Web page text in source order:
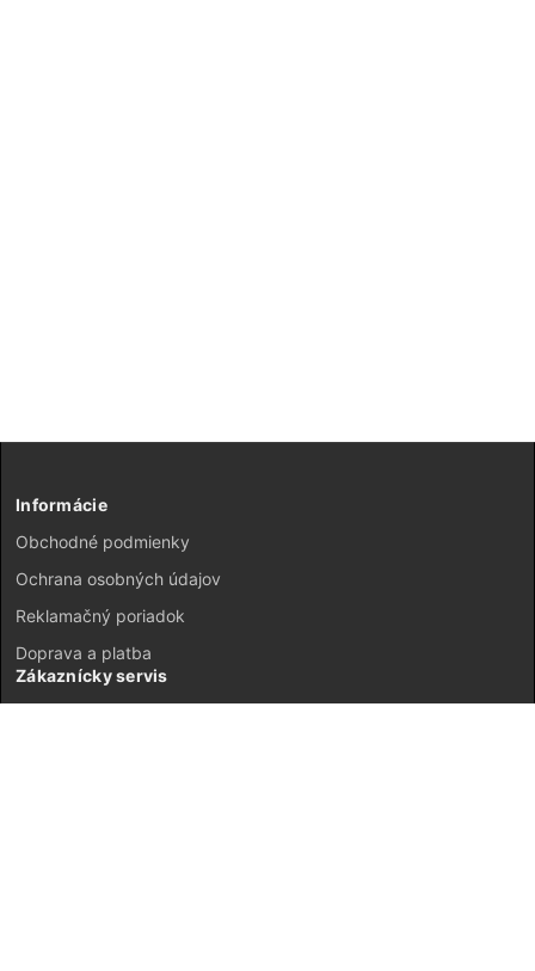
Informácie
Obchodné podmienky
Ochrana osobných údajov
Reklamačný poriadok
Doprava a platba
Zákaznícky servis